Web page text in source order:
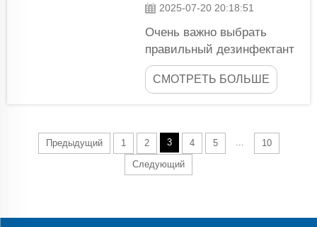
наиболее
важных
факторов в
бассейна. pH
указывает на
щелочность...
2025-07-20 20:18:51
Очень важно выбрать
правильный дезинфектант
для бассейна, чтобы
обеспечить чистоту и
вида дезинфицирующих
средств для бассейнов,
которые вы можете
есть свои преимущества и
СМОТРЕТЬ БОЛЬШЕ
Предыдущий 1 2 3 4 5 ...
10
Следующий